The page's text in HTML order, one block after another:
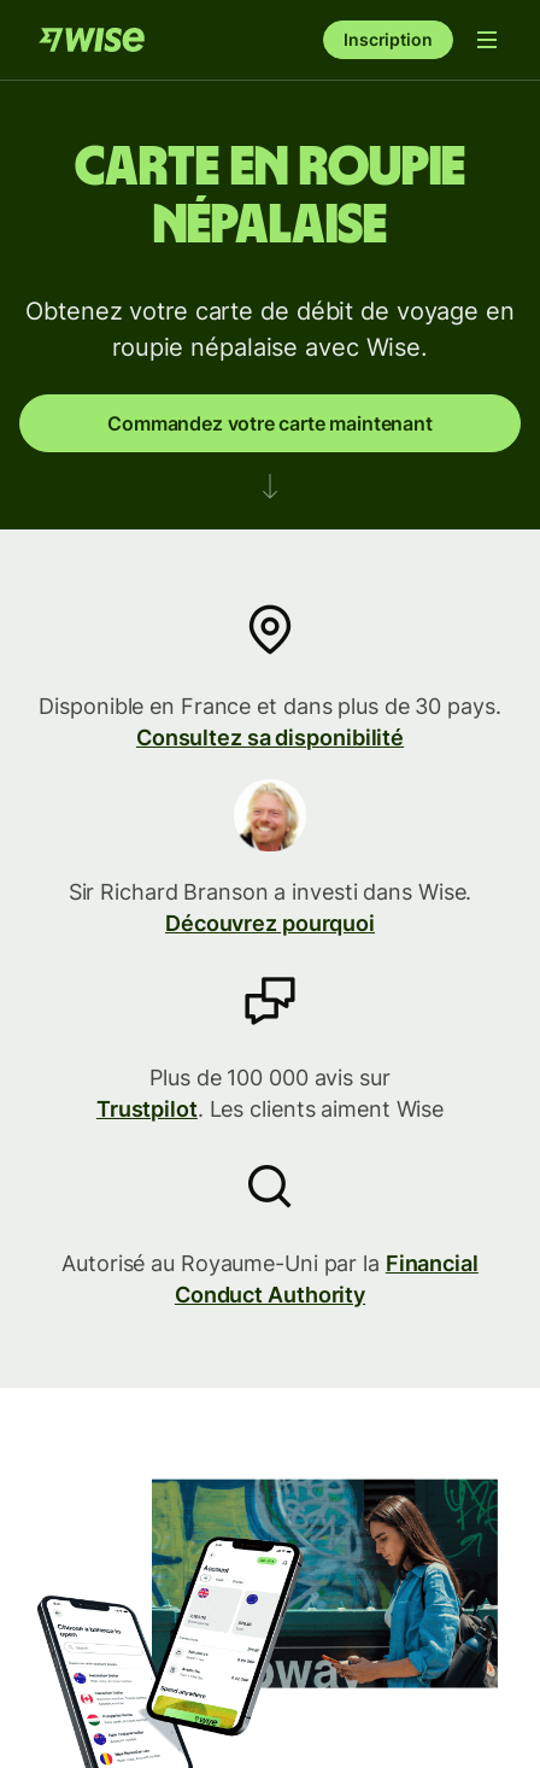
Inscription
Carte en roupie
népalaise
Obtenez votre carte de débit de voyage en
roupie népalaise avec Wise.
Commandez votre carte maintenant
Disponible en France et dans plus de 30 pays.
Consultez sa disponibilité
Sir Richard Branson a investi dans Wise.
Découvrez pourquoi
Plus de 100 000 avis sur
Trustpilot. Les clients aiment Wise
Autorisé au Royaume-Uni par la Financial
Conduct Authority